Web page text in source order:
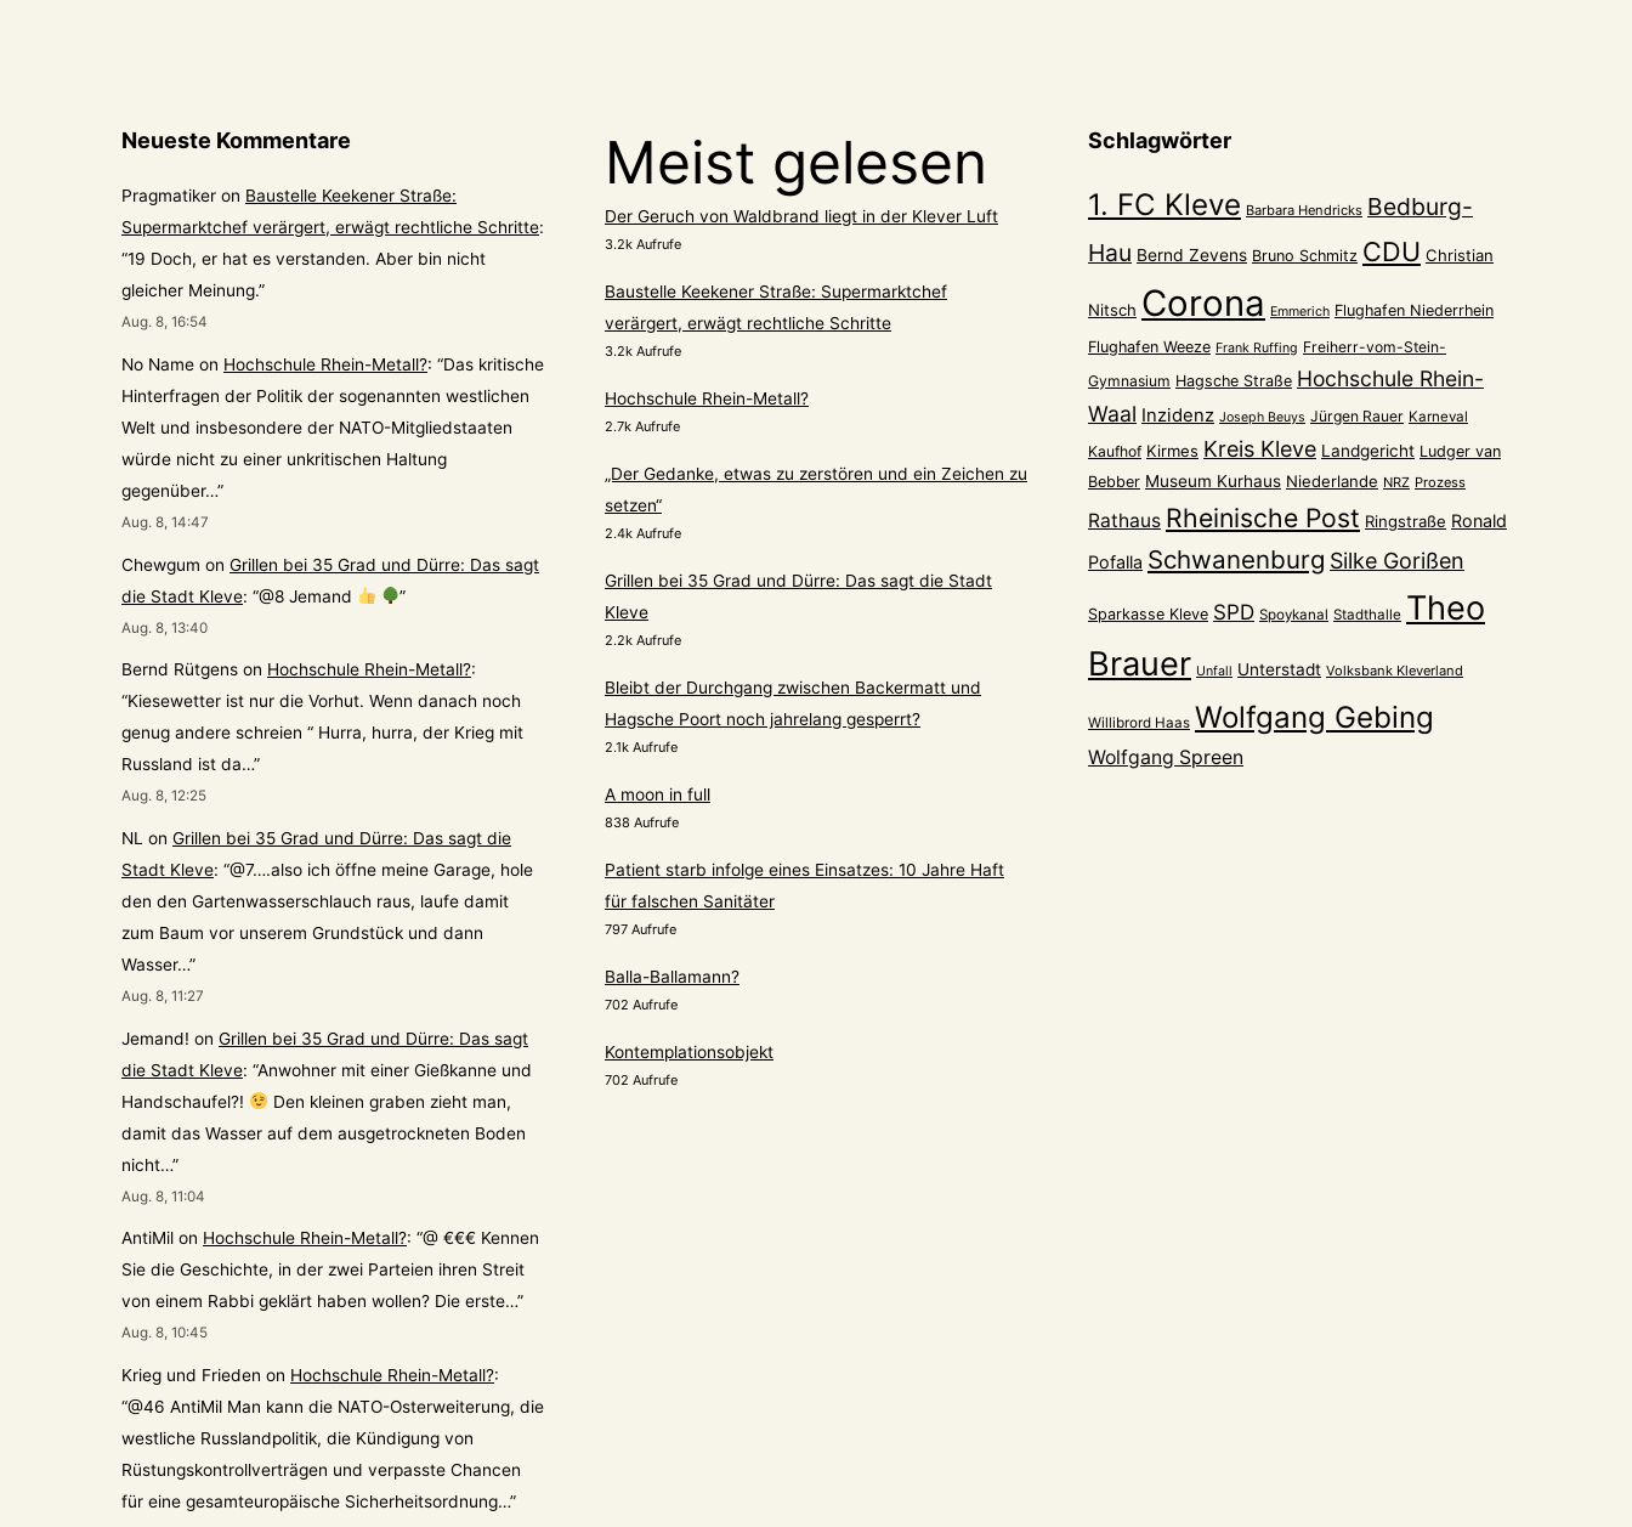
Neueste Kommentare
Pragmatiker on Baustelle Keekener Straße:
Supermarktchef verärgert, erwägt rechtliche Schritte:
“19 Doch, er hat es verstanden. Aber bin nicht
gleicher Meinung.”
Aug. 8, 16:54
No Name on Hochschule Rhein-Metall?: “Das kritische
Hinterfragen der Politik der sogenannten westlichen
Welt und insbesondere der NATO-Mitgliedstaaten
würde nicht zu einer unkritischen Haltung
gegenüber…”
Aug. 8, 14:47
Chewgum on Grillen bei 35 Grad und Dürre: Das sagt
die Stadt Kleve: “@8 Jemand ”
Aug. 8, 13:40
Bernd Rütgens on Hochschule Rhein-Metall?:
“Kiesewetter ist nur die Vorhut. Wenn danach noch
genug andere schreien “ Hurra, hurra, der Krieg mit
Russland ist da…”
Aug. 8, 12:25
NL on Grillen bei 35 Grad und Dürre: Das sagt die
Stadt Kleve: “@7….also ich öffne meine Garage, hole
den den Gartenwasserschlauch raus, laufe damit
zum Baum vor unserem Grundstück und dann
Wasser…”
Aug. 8, 11:27
Jemand! on Grillen bei 35 Grad und Dürre: Das sagt
die Stadt Kleve: “Anwohner mit einer Gießkanne und
Handschaufel?!
Den kleinen graben zieht man,
damit das Wasser auf dem ausgetrockneten Boden
nicht…”
Aug. 8, 11:04
AntiMil on Hochschule Rhein-Metall?: “@ €€€ Kennen
Sie die Geschichte, in der zwei Parteien ihren Streit
von einem Rabbi geklärt haben wollen? Die erste…”
Aug. 8, 10:45
Krieg und Frieden on Hochschule Rhein-Metall?:
“@46 AntiMil Man kann die NATO-Osterweiterung, die
westliche Russlandpolitik, die Kündigung von
Rüstungskontrollverträgen und verpasste Chancen
für eine gesamteuropäische Sicherheitsordnung…”
Meist gelesen
Der Geruch von Waldbrand liegt in der Klever Luft
3.2k Aufrufe
Baustelle Keekener Straße: Supermarktchef
verärgert, erwägt rechtliche Schritte
3.2k Aufrufe
Hochschule Rhein-Metall?
2.7k Aufrufe
„Der Gedanke, etwas zu zerstören und ein Zeichen zu
setzen“
2.4k Aufrufe
Grillen bei 35 Grad und Dürre: Das sagt die Stadt
Kleve
2.2k Aufrufe
Bleibt der Durchgang zwischen Backermatt und
Hagsche Poort noch jahrelang gesperrt?
2.1k Aufrufe
A moon in full
838 Aufrufe
Patient starb infolge eines Einsatzes: 10 Jahre Haft
für falschen Sanitäter
797 Aufrufe
Balla-Ballamann?
702 Aufrufe
Kontemplationsobjekt
702 Aufrufe
Schlagwörter
1. FC Kleve Barbara Hendricks Bedburg-
Hau Bernd Zevens Bruno Schmitz CDU Christian
Nitsch Corona Emmerich Flughafen Niederrhein
Flughafen Weeze Frank Ruffing Freiherr-vom-Stein-
Gymnasium Hagsche Straße Hochschule Rhein-
Waal Inzidenz Joseph Beuys Jürgen Rauer Karneval
Kaufhof Kirmes Kreis Kleve Landgericht Ludger van
Bebber Museum Kurhaus Niederlande NRZ Prozess
Rathaus Rheinische Post Ringstraße Ronald
Pofalla Schwanenburg Silke Gorißen
Sparkasse Kleve SPD Spoykanal Stadthalle Theo
Brauer Unfall Unterstadt Volksbank Kleverland
Willibrord Haas Wolfgang Gebing
Wolfgang Spreen